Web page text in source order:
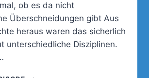
ob es da nicht
Überschneidungen gibt Aus
heraus waren das sicherlich
unterschiedliche Disziplinen.